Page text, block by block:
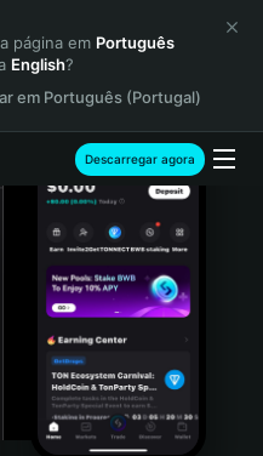
página em Português
English?
em Português (Portugal)
Descarregar agora